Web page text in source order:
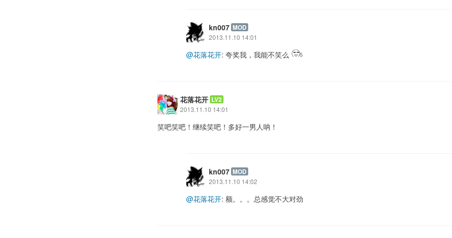
kn007 MOD
2013.11.10 14:01
@花落花开: 夸奖我，我能不笑么
花落花开 LV2
2013.11.10 14:01
笑吧笑吧！继续笑吧！多好一男人呐！
kn007 MOD
2013.11.10 14:02
@花落花开: 额。。。总感觉不大对劲